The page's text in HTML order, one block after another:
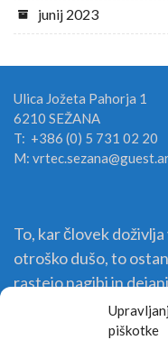
piškotke
junij 2023
Ulica Jožeta Pahorja 1
6210 SEŽANA
T: +386 (0) 5 731 02 20
M:
To, kar človek
otroško dušo, to
rastejo nagibi in